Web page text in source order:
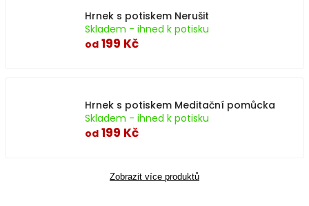
Hrnek s potiskem Nerušit
Skladem - ihned k potisku
od 199 Kč
Hrnek s potiskem Meditační pomůcka
Skladem - ihned k potisku
od 199 Kč
Zobrazit více produktů